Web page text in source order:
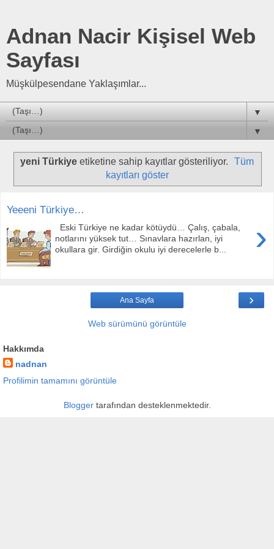
Adnan Nacir Kişisel Web
Sayfası
Müşkülpesendane Yaklaşımlar...
▼
▼
yeni Türkiyeetiketine sahip kayıtlar gösteriliyor.
Tüm
kayıtları göster
Yeeeni Türkiye…
›
Eski Türkiye ne kadar kötüydü… Çalış, çabala,
notlarını yüksek tut… Sınavlara hazırlan, iyi
okullara gir. Girdiğin okulu iyi derecelerle b...
›
Ana Sayfa
Web sürümünü görüntüle
Hakkımda
nadnan
Profilimin tamamını görüntüle
Bloggertarafından desteklenmektedir.